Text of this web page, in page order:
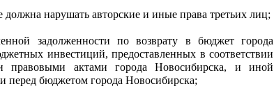
должна нарушать авторские и иные права третьих лиц;
задолженности по возврату в бюджет города
инвестиций, предоставленных в соответствии
актами города Новосибирска, и иной
перед бюджетом города Новосибирска;